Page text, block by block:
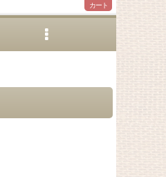
カート